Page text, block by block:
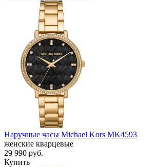
Наручные часы Michael Kors MK4593
женские кварцевые
29 990 руб.
Купить